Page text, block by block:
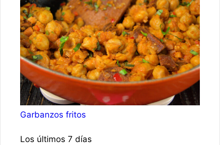
Garbanzos fritos
Los últimos 7 días